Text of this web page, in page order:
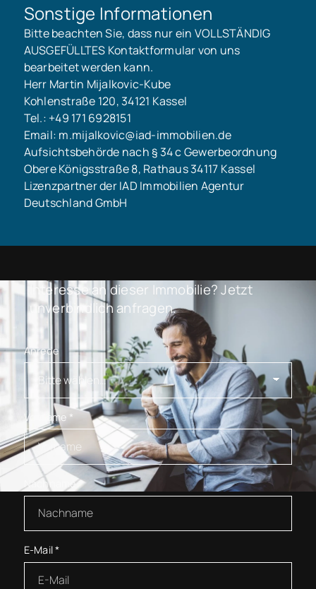
Sonstige Informationen
Bitte beachten Sie, dass nur ein VOLLSTÄNDIG
AUSGEFÜLLTES Kontaktformular von uns
bearbeitet werden kann.
Herr Martin Mijalkovic-Kube
Kohlenstraße 120, 34121 Kassel
Tel.: +49 171 6928151
Email: m.mijalkovic@iad-immobilien.de
Aufsichtsbehörde nach § 34 c Gewerbeordnung
Obere Königsstraße 8, Rathaus 34117 Kassel
Lizenzpartner der IAD Immobilien Agentur
Deutschland GmbH
Interesse an dieser Immobilie? Jetzt
unverbindlich anfragen.
Anrede
Vorname *
Nachname*
E-Mail*